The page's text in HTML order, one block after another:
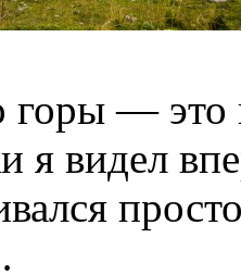
горы — это
я видел